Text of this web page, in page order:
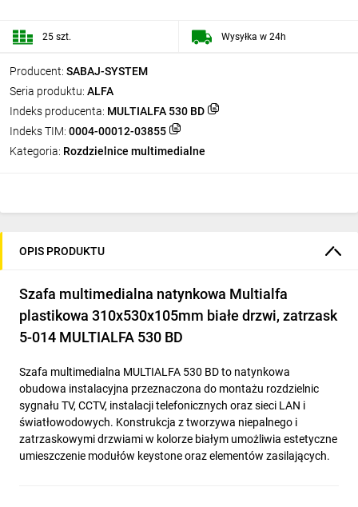
Producent: SABAJ-SYSTEM
Seria produktu: ALFA
Indeks producenta: MULTIALFA 530 BD
Indeks TIM: 0004-00012-03855
Kategoria: Rozdzielnice multimedialne
25 szt. Wysyłka w 24h
OPIS PRODUKTU
Szafa multimedialna natynkowa Multialfa
plastikowa 310x530x105mm białe drzwi, zatrzask
5-014 MULTIALFA 530 BD
Szafa multimedialna MULTIALFA 530 BD to natynkowa
obudowa instalacyjna przeznaczona do montażu rozdzielnic
sygnału TV, CCTV, instalacji telefonicznych oraz sieci LAN i
światłowodowych. Konstrukcja z tworzywa niepalnego i
zatrzaskowymi drzwiami w kolorze białym umożliwia estetyczne
umieszczenie modułów keystone oraz elementów zasilających.